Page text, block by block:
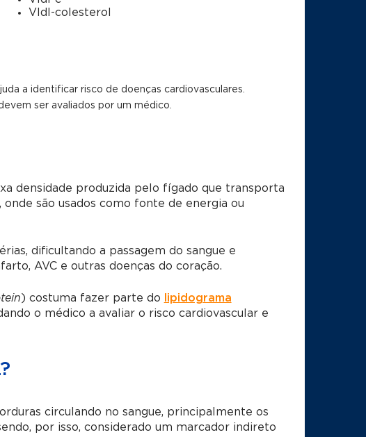
Vldl-colesterol
a identificar risco de doenças cardiovasculares.
ser avaliados por um médico.
densidade produzida pelo fígado que transporta
são usados como fonte de energia ou
dificultando a passagem do sangue e
AVC e outras doenças do coração.
) costuma fazer parte do
lipidograma
o médico a avaliar o risco cardiovascular e
circulando no sangue, principalmente os
por isso, considerado um marcador indireto